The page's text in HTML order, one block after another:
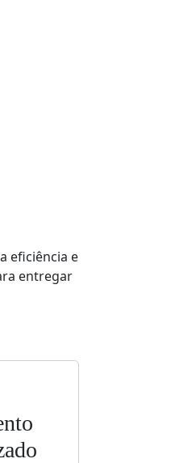
eficiência e
entregar